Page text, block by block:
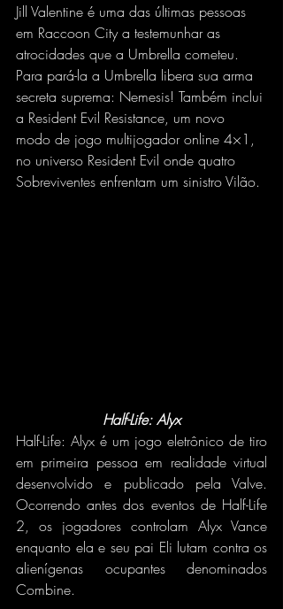
Jill Valentine é uma das últimas pessoas
em Raccoon City a testemunhar as
atrocidades que a Umbrella cometeu.
Para pará-la a Umbrella libera sua arma
secreta suprema: Nemesis! Também inclui
a Resident Evil Resistance, um novo
modo de jogo multijogador online 4×1,
no universo Resident Evil onde quatro
Sobreviventes enfrentam um sinistro Vilão.
Half-Life: Alyx
Half-Life: Alyx é um jogo eletrônico de tiro
em primeira pessoa em realidade virtual
desenvolvido e publicado pela Valve.
Ocorrendo antes dos eventos de Half-Life
2, os jogadores controlam Alyx Vance
enquanto ela e seu pai Eli lutam contra os
alienígenas ocupantes denominados
Combine.